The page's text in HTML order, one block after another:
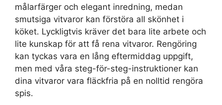
målarfärger och elegant inredning, medan
smutsiga vitvaror kan förstöra all skönhet i
köket. Lyckligtvis kräver det bara lite arbete och
lite kunskap för att få rena vitvaror. Rengöring
kan tyckas vara en lång eftermiddag uppgift,
men med våra steg-för-steg-instruktioner kan
dina vitvaror vara fläckfria på en nolltid rengöra
spis.